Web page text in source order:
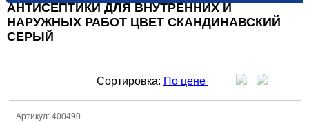
АНТИСЕПТИКИ ДЛЯ ВНУТРЕННИХ И
НАРУЖНЫХ РАБОТ ЦВЕТ СКАНДИНАВСКИЙ
СЕРЫЙ
Сортировка: По цене
Артикул: 400490